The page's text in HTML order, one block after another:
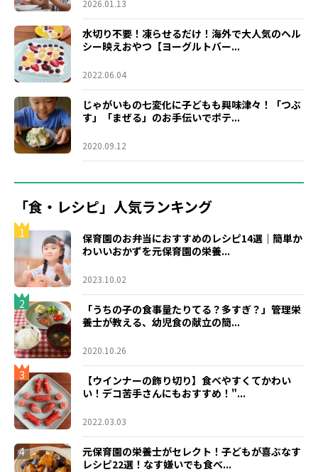
2026.01.13
水切り不要！凍らせるだけ！海外で大人気のヘル
シー映えおやつ【ヨーグルトバー...
2022.06.04
じゃがいもの七変化に子どもも興味津々！「つぶ
す」「まぜる」のお手伝いでポテ...
2020.09.12
「食・レシピ」人気ランキング
1
保育園のお弁当におすすめのレシピ14選｜簡単か
わいいおかずを元保育園の栄養...
2023.10.02
2
「うちの子の食事量たりてる？多すぎ？」管理栄
養士が教える、幼児食の献立の簡...
2020.10.26
3
【ウインナーの飾り切り】食べやすくてかわい
い！デコ苦手さんにもおすすめ！"...
2022.03.03
4
元保育園の栄養士がセレクト！子どもが喜ぶなす
レシピ22選！なす嫌いでも食べ...